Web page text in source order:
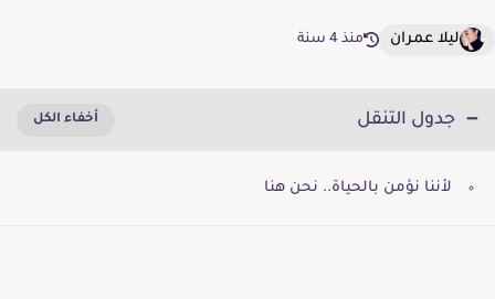
ليلا عمران منذ 4 سنة
جدول التنقل
لأننا نؤمن بالحياة.. نحن هنا